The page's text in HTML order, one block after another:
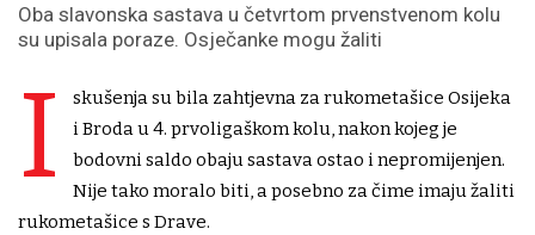
Oba slavonska sastava u četvrtom prvenstvenom kolu
su upisala poraze. Osječanke mogu žaliti
I
skušenja su bila zahtjevna za rukometašice Osijeka
i Broda u 4. prvoligaškom kolu, nakon kojeg je
bodovni saldo obaju sastava ostao i nepromijenjen.
Nije tako moralo biti, a posebno za čime imaju žaliti
rukometašice s Drave.